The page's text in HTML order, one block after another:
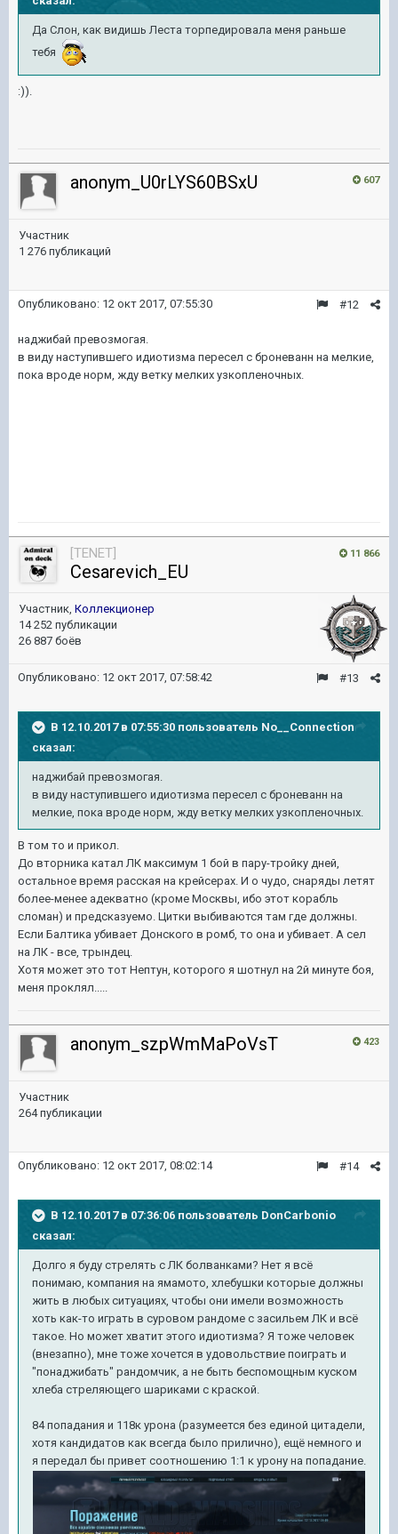
Да Слон, как видишь Леста торпедировала меня раньше
тебя
:)).
607
anonym_U0rLYS60BSxU
Участник
1 276 публикаций
#12
Опубликовано: 12 окт 2017, 07:55:30
наджибай превозмогая.
в виду наступившего идиoтизма пересел с броневанн на мелкие,
пока вроде норм, жду ветку мелких узкопленочных.
11 866
[TENET]
Cesarevich_EU
Участник, Коллекционер
14 252 публикации
26 887 боёв
#13
Опубликовано: 12 окт 2017, 07:58:42
В 12.10.2017 в 07:55:30 пользователь No__Connection
сказал:
наджибай превозмогая.
в виду наступившего идиoтизма пересел с броневанн на
мелкие, пока вроде норм, жду ветку мелких узкопленочных.
В том то и прикол.
До вторника катал ЛК максимум 1 бой в пару-тройку дней,
остальное время расская на крейсерах. И о чудо, снаряды летят
более-менее адекватно (кроме Москвы, ибо этот корабль
сломан) и предсказуемо. Цитки выбиваются там где должны.
Если Балтика убивает Донского в ромб, то она и убивает. А сел
на ЛК - все, трындец.
Хотя может это тот Нептун, которого я шотнул на 2й минуте боя,
меня проклял.....
423
anonym_szpWmMaPoVsT
Участник
264 публикации
#14
Опубликовано: 12 окт 2017, 08:02:14
В 12.10.2017 в 07:36:06 пользователь DonCarbonio
сказал:
Долго я буду стрелять с ЛК болванками? Нет я всё
понимаю, компания на ямамото, хлебушки которые должны
жить в любых ситуациях, чтобы они имели возможность
хоть как-то играть в суровом рандоме с засильем ЛК и всё
такое. Но может хватит этого идиотизма? Я тоже человек
(внезапно), мне тоже хочется в удовольствие поиграть и
"понаджибать" рандомчик, а не быть беспомощным куском
хлеба стреляющего шариками с краской.
84 попадания и 118к урона (разумеется без единой цитадели,
хотя кандидатов как всегда было прилично), ещё немного и
я передал бы привет соотношению 1:1 к урону на попадание.